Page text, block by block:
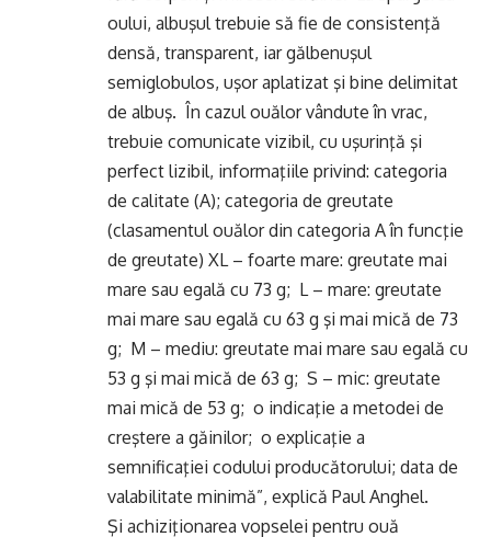
oului, albuşul trebuie să fie de consistenţă
densă, transparent, iar gălbenuşul
semiglobulos, uşor aplatizat şi bine delimitat
de albuş. În cazul ouălor vândute în vrac,
trebuie comunicate vizibil, cu uşurinţă şi
perfect lizibil, informaţiile privind: categoria
de calitate (A); categoria de greutate
(clasamentul ouălor din categoria A în funcţie
de greutate) XL – foarte mare: greutate mai
mare sau egală cu 73 g; L – mare: greutate
mai mare sau egală cu 63 g şi mai mică de 73
g; M – mediu: greutate mai mare sau egală cu
53 g şi mai mică de 63 g; S – mic: greutate
mai mică de 53 g; o indicaţie a metodei de
creştere a găinilor; o explicaţie a
semnificaţiei codului producătorului; data de
valabilitate minimă”, explică Paul Anghel.
Şi achiziţionarea vopselei pentru ouă